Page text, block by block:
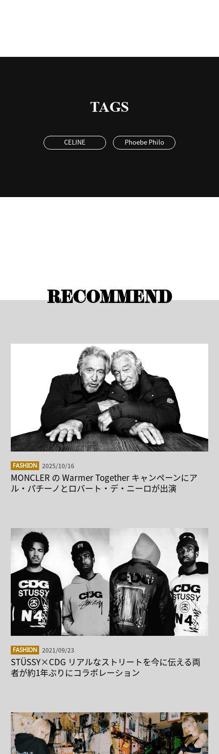
TAGS
CELINE Phoebe Philo
RECOMMEND
FASHION 2025/10/16
MONCLER の Warmer Together キャンペーンにア
ル・パチーノとロバート・デ・ニーロが出演
FASHION 2021/09/23
STÜSSY×CDG リアルなストリートを今に伝える両
者が約1年ぶりにコラボレーション